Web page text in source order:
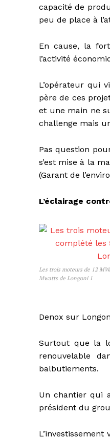
capacité de
peu de place à
En cause, la
l’activité
L’opérateur qui
père de ces
et une main ne
challenge mais
Pas question
s’est mise à la
(Garant de
L’éclairage
Les trois moteurs de 12
Mwatts de Longoni 1
Denox sur
Surtout que la
renouvelable
balbutiements.
Un chantier qui
président du